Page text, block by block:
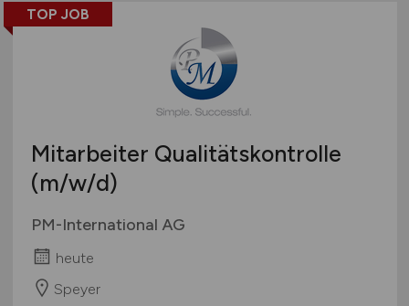
TOP JOB
Mitarbeiter Qualitätskontrolle
(m/w/d)
PM-International AG
heute
Speyer